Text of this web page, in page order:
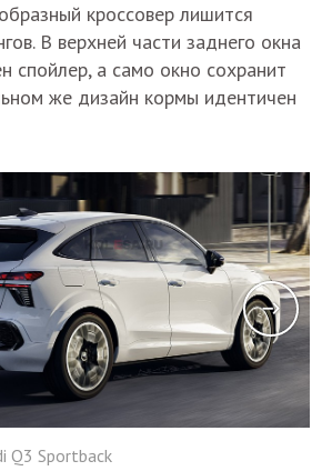
кроссовер лишится
В верхней части заднего окна
спойлер, а само окно сохранит
же дизайн кормы идентичен
Q3 Sportback